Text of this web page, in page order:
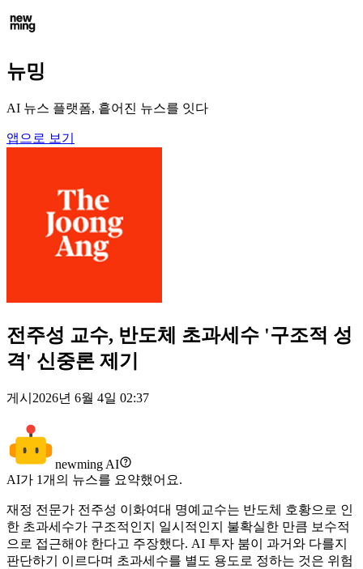
뉴밍
AI 뉴스 플랫폼, 흩어진 뉴스를 잇다
앱으로 보기
전주성 교수, 반도체 초과세수 '구조적 성
격' 신중론 제기
게시 2026년 6월 4일 02:37
newming AI
AI가 1개의 뉴스를 요약했어요.
재정 전문가 전주성 이화여대 명예교수는 반도체 호황으로 인
한 초과세수가 구조적인지 일시적인지 불확실한 만큼 보수적
으로 접근해야 한다고 주장했다. AI 투자 붐이 과거와 다를지
판단하기 이르다며 초과세수를 별도 용도로 정하는 것은 위험